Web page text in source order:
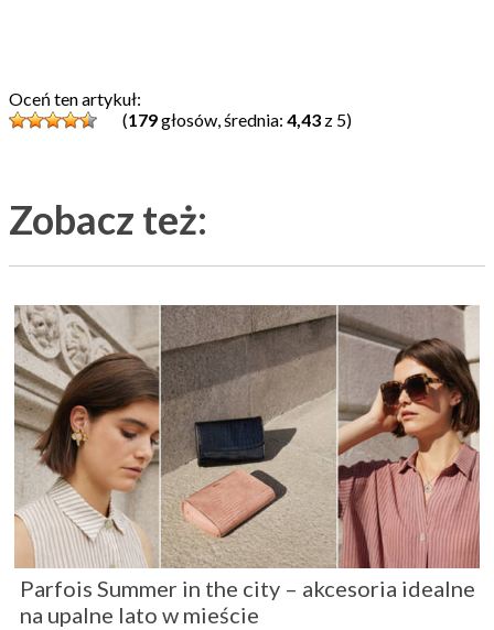
Oceń ten artykuł:
(179głosów, średnia: 4,43 z 5)
Zobacz też:
Parfois Summer in the city – akcesoria idealne
na upalne lato w mieście